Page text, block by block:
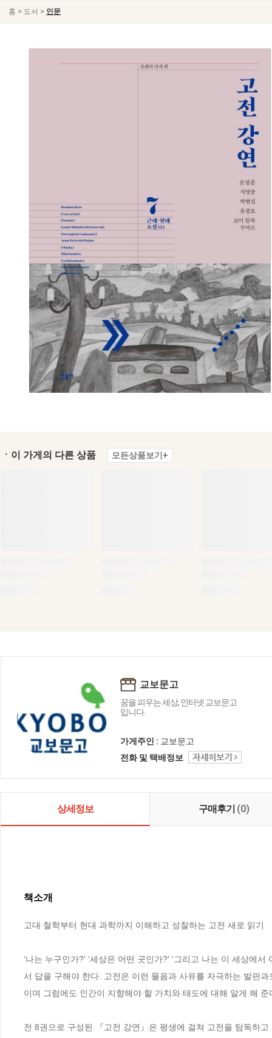
홈 > 도서 > 인문
ㆍ이 가게의 다른 상품 모든상품보기+
교보문고
꿈을 피우는 세상, 인터넷 교보문고
입니다.
가게주인 : 교보문고
전화 및 택배정보
상세정보 구매후기 (0)
책소개
고대 철학부터 현대 과학까지 이해하고 성찰하는 고전 새로 읽기
‘나는 누구인가?’ ‘세상은 어떤 곳인가?’ ‘그리고 나는 이 세상에
서 답을 구해야 한다. 고전은 이런 물음과 사유를 자극하는 발판
이며 그럼에도 인간이 지향해야 할 가치와 태도에 대해 알게 해
전 8권으로 구성된 『고전 강연』은 평생에 걸쳐 고전을 탐독하